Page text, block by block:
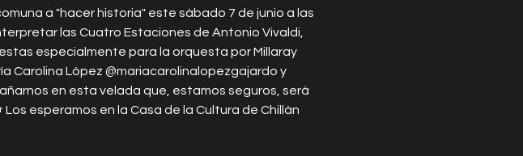
a "hacer historia" este sábado 7 de junio a las
las Cuatro Estaciones de Antonio Vivaldi,
especialmente para la orquesta por Millaray
Carolina López @mariacarolinalopezgajardo y
en esta velada que, estamos seguros, será
esperamos en la Casa de la Cultura de Chillán